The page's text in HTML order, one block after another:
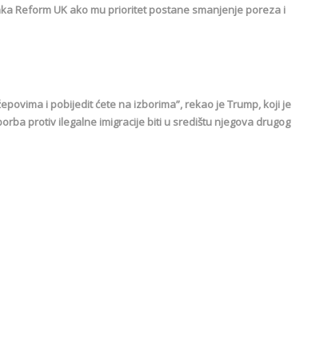
Reform UK ako mu prioritet postane smanjenje poreza i
i pobijedit ćete na izborima”, rekao je Trump, koji je
protiv ilegalne imigracije biti u središtu njegova drugog